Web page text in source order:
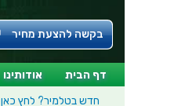
בקשה להצעת מחיר
דף הבית אודותינו
חדש בטלמיר? לחץ כאן